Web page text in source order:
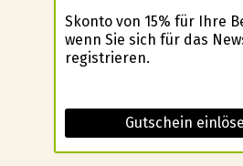
Skonto von 15% für Ihre
wenn Sie sich für das
registrieren.
Gutschein